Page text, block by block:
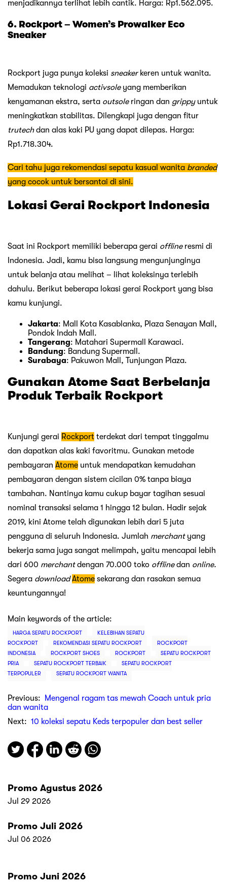
menjadikannya terlihat lebih cantik. Harga: Rp1.562.095.
6. Rockport – Women’s Prowalker Eco
Sneaker
Rockport juga punya koleksi sneaker keren untuk wanita.
Memadukan teknologi activsoleyang memberikan
kenyamanan ekstra, serta outsole ringan dan grippy untuk
meningkatkan stabilitas. Dilengkapi juga dengan fitur
trutechdan alas kaki PU yang dapat dilepas. Harga:
Rp1.718.304.
Cari tahu juga rekomendasi sepatu kasual wanita branded
yang cocok untuk bersantai di sini.
Lokasi Gerai Rockport Indonesia
Saat ini Rockport memiliki beberapa gerai offline resmi di
Indonesia. Jadi, kamu bisa langsung mengunjunginya
untuk belanja atau melihat – lihat koleksinya terlebih
dahulu. Berikut beberapa lokasi gerai Rockport yang bisa
kamu kunjungi.
Jakarta: Mall Kota Kasablanka, Plaza Senayan Mall,
Pondok Indah Mall.
Tangerang: Matahari Supermall Karawaci.
Bandung: Bandung Supermall.
Surabaya: Pakuwon Mall, Tunjungan Plaza.
Gunakan Atome Saat Berbelanja
Produk Terbaik Rockport
Kunjungi gerai Rockport terdekat dari tempat tinggalmu
dan dapatkan alas kaki favoritmu. Gunakan metode
pembayaran Atome untuk mendapatkan kemudahan
pembayaran dengan sistem cicilan 0% tanpa biaya
tambahan. Nantinya kamu cukup bayar tagihan sesuai
nominal transaksi selama 1 hingga 12 bulan. Hadir sejak
2019, kini Atome telah digunakan lebih dari 5 juta
pengguna di seluruh Indonesia. Jumlah merchant yang
bekerja sama juga sangat melimpah, yaitu mencapai lebih
dari 600 merchantdengan 70.000 toko offlinedan online.
Segera download Atome sekarang dan rasakan semua
keuntungannya!
Main keywords of the article:
HARGA SEPATU ROCKPORT
KELEBIHAN SEPATU
ROCKPORT
REKOMENDASI SEPATU ROCKPORT
ROCKPORT
INDONESIA
ROCKPORT SHOES ROCKPORT
SEPATU ROCKPORT
PRIA
SEPATU ROCKPORT TERBAIK
SEPATU ROCKPORT
TERPOPULER
SEPATU ROCKPORT WANITA
Previous:
Mengenal ragam tas mewah Coach untuk pria
dan wanita
Next: 10 koleksi sepatu Keds terpopuler dan best seller
Promo Agustus 2026
Jul 29 2026
Promo Juli 2026
Jul 06 2026
Promo Juni 2026